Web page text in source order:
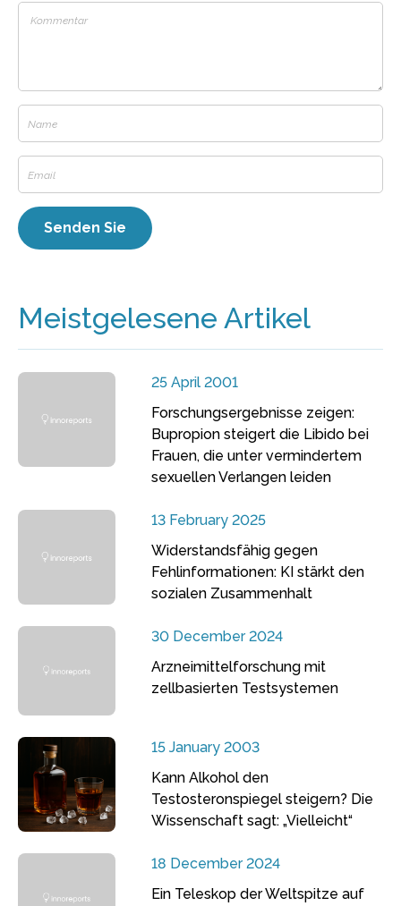
Meistgelesene Artikel
25 April 2001
Forschungsergebnisse zeigen:
Bupropion steigert die Libido bei
Frauen, die unter vermindertem
sexuellen Verlangen leiden
13 February 2025
Widerstandsfähig gegen
Fehlinformationen: KI stärkt den
sozialen Zusammenhalt
30 December 2024
Arzneimittelforschung mit
zellbasierten Testsystemen
15 January 2003
Kann Alkohol den
Testosteronspiegel steigern? Die
Wissenschaft sagt: „Vielleicht“
18 December 2024
Ein Teleskop der Weltspitze auf